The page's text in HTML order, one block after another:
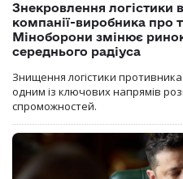
Знекровлення логістики
компанії-виробника про
Міноборони змінює
середнього радіуса
Знищення логістики
одним із ключових напрямів
спроможностей.